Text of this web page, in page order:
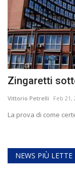
Zingaretti
Vittorio Petrelli Feb 21,
La prova di come
NEWS PIÙ LETTE